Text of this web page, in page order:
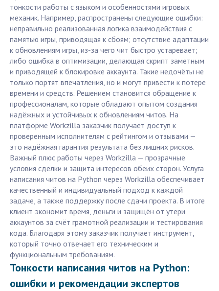
тонкости работы с языком и особенностями игровых
механик. Например, распространены следующие ошибки:
неправильно реализованная логика взаимодействия с
памятью игры, приводящая к сбоям; отсутствие адаптации
к обновлениям игры, из-за чего чит быстро устаревает;
либо ошибка в оптимизации, делающая скрипт заметным
и приводящей к блокировке аккаунта. Такие недочёты не
только портят впечатления, но и могут привести к потере
времени и средств. Решением становится обращение к
профессионалам, которые обладают опытом создания
надёжных и устойчивых к обновлениям читов. На
платформе Workzilla заказчик получает доступ к
проверенным исполнителям с рейтингом и отзывами —
это надёжная гарантия результата без лишних рисков.
Важный плюс работы через Workzilla — прозрачные
условия сделки и защита интересов обеих сторон. Услуга
написания читов на Python через Workzilla обеспечивает
качественный и индивидуальный подход к каждой
задаче, а также поддержку после сдачи проекта. В итоге
клиент экономит время, деньги и защищён от утери
аккаунтов за счёт грамотной реализации и тестирования
кода. Благодаря этому заказчик получает инструмент,
который точно отвечает его техническим и
функциональным требованиям.
Тонкости написания читов на Python:
ошибки и рекомендации экспертов